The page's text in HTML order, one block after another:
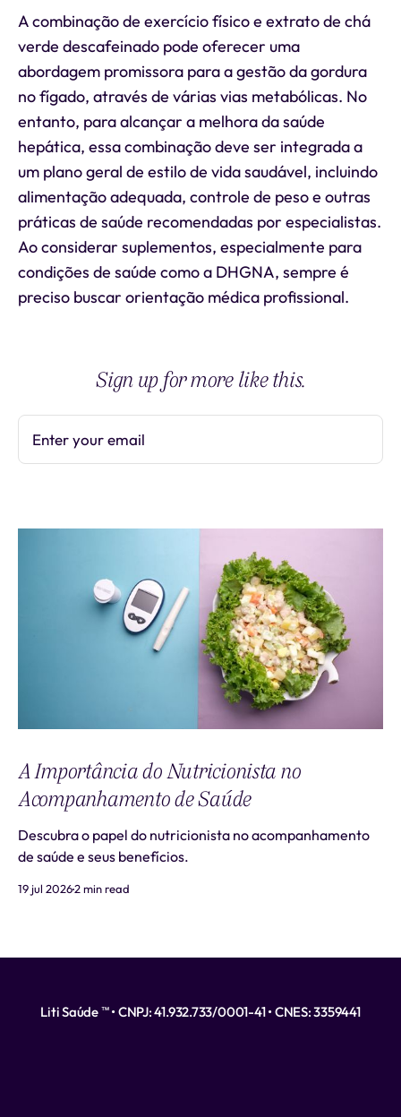
A combinação de exercício físico e extrato de chá
verde descafeinado pode oferecer uma
abordagem promissora para a gestão da gordura
no fígado, através de várias vias metabólicas. No
entanto, para alcançar a melhora da saúde
hepática, essa combinação deve ser integrada a
um plano geral de estilo de vida saudável, incluindo
alimentação adequada, controle de peso e outras
práticas de saúde recomendadas por especialistas.
Ao considerar suplementos, especialmente para
condições de saúde como a DHGNA, sempre é
preciso buscar orientação médica profissional.
Sign up for more like this.
Enter your email
A Importância do Nutricionista no
Acompanhamento de Saúde
Descubra o papel do nutricionista no acompanhamento
de saúde e seus benefícios.
19 jul 20262 min read
Liti Saúde ™ • CNPJ: 41.932.733/0001-41 • CNES: 3359441